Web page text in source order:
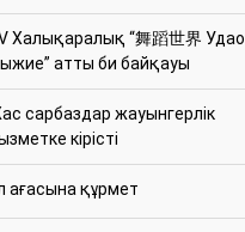
Халықаралық “舞蹈世界 Удао
атты би байқауы
сарбаздар жауынгерлік
кірісті
ағасына құрмет